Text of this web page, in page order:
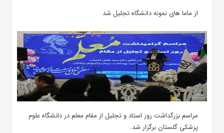
از ماما های نمونه دانشگاه تجلیل شد
مراسم بزرگداشت روز استاد و تجلیل از مقام معلم در دانشگاه علوم
پزشکی گلستان برگزار شد.‌